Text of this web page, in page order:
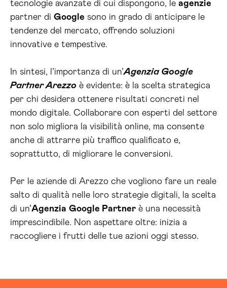
tecnologie avanzate di cui dispongono, le agenzie
partner di Google sono in grado di anticipare le
tendenze del mercato, offrendo soluzioni
innovative e tempestive.
In sintesi, l’importanza di un’Agenzia Google
Partner Arezzo è evidente: è la scelta strategica
per chi desidera ottenere risultati concreti nel
mondo digitale. Collaborare con esperti del settore
non solo migliora la visibilità online, ma consente
anche di attrarre più traffico qualificato e,
soprattutto, di migliorare le conversioni.
Per le aziende di Arezzo che vogliono fare un reale
salto di qualità nelle loro strategie digitali, la scelta
di un’Agenzia Google Partner è una necessità
imprescindibile. Non aspettare oltre: inizia a
raccogliere i frutti delle tue azioni oggi stesso.